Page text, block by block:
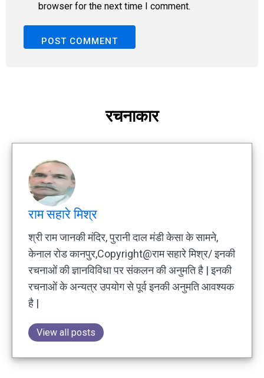
browser for the next time I comment.
रचनाकार
राम सहारे मिश्र
श्री राम जानकी मंदिर, पुरानी दाल मंडी केसा के सामने,
केनाल रोड कानपुर,Copyright@राम सहारे मिश्र/ इनकी
रचनाओं की ज्ञानविविधा पर संकलन की अनुमति है | इनकी
रचनाओं के अन्यत्र उपयोग से पूर्व इनकी अनुमति आवश्यक
है |
View all posts